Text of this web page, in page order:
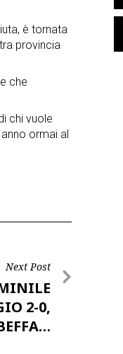
è tornata
provincia
che
chi vuole
ormai al
Next Post
2-0,